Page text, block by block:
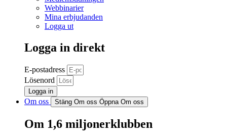
Webbinarier
Mina erbjudanden
Logga ut
Logga in direkt
E-postadress
Lösenord
Logga in
Om oss Stäng Om oss Öppna Om oss
Om 1,6 miljonerklubben